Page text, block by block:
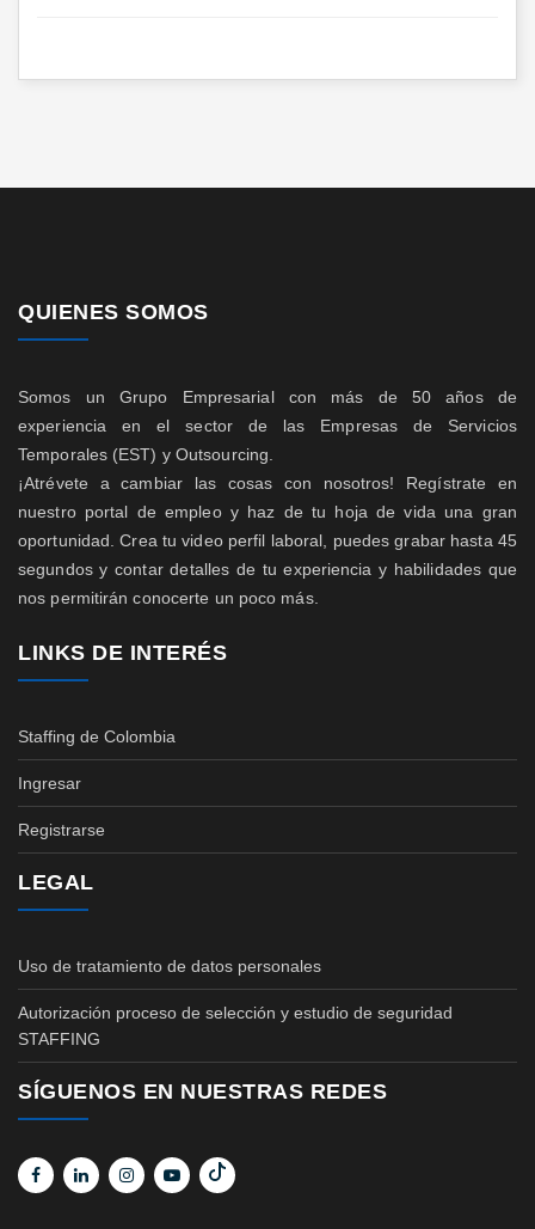
QUIENES SOMOS
Somos un Grupo Empresarial con más de 50 años de
experiencia en el sector de las Empresas de Servicios
Temporales (EST) y Outsourcing.
¡Atrévete a cambiar las cosas con nosotros! Regístrate en
nuestro portal de empleo y haz de tu hoja de vida una gran
oportunidad. Crea tu video perfil laboral, puedes grabar hasta 45
segundos y contar detalles de tu experiencia y habilidades que
nos permitirán conocerte un poco más.
LINKS DE INTERÉS
Staffing de Colombia
Ingresar
Registrarse
LEGAL
Uso de tratamiento de datos personales
Autorización proceso de selección y estudio de seguridad
STAFFING
SÍGUENOS EN NUESTRAS REDES